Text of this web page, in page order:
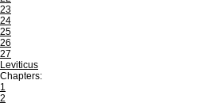
23
24
25
26
27
Leviticus
Chapters:
1
2